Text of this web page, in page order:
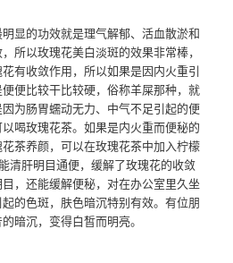
显的功效就是理气解郁、活血散淤和
所以玫瑰花美白淡斑的效果非常棒，
有收敛作用，所以如果是因内火重引
便比较干比较硬，俗称羊屎那种，就
为肠胃蠕动无力、中气不足引起的便
喝玫瑰花茶。如果是内火重而便秘的
茶养颜，可以在玫瑰花茶中加入柠檬
清肝明目通便，缓解了玫瑰花的收敛
，还能缓解便秘，对在办公室里久坐
的色斑，肤色暗沉特别有效。有位朋
暗沉，变得白皙而明亮。